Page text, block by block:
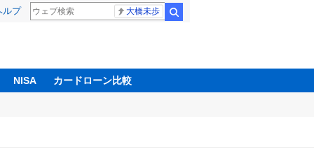
ルプ 大橋未歩
NISA カードローン比較